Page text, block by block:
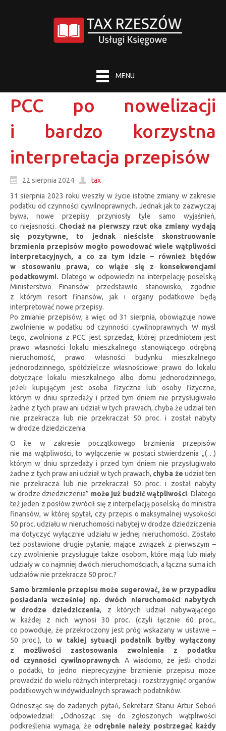
MENU
PCC po nowelizacji
i bardzo korzystna
interpretacja przepisów
22 sierpnia 2024
tax
31 sierpnia 2023 roku weszły w życie istotne zmiany w zakresie
podatku od czynności cywilnoprawnych. Jednak jak to zazwyczaj
bywa, nowe przepisy przyniosły tyle samo wyjaśnień,
co niejasności. Chociaż na pierwszy rzut oka zmiany wydają
się pozytywne, to jednak nieścisłe skonstruowanie
brzmienia przepisów mogło powodować wiele wątpliwości
interpretacyjnych, a co za tym idzie – również błędów
w stosowaniu prawa, co wiąże się z konsekwencjami
podatkowymi. Dlatego w odpowiedzi na interpelację poselską
Ministerstwo Finansów przedstawiło stanowisko, zgodnie
z którym resort finansów, jak i organy podatkowe będą
interpretować nowe przepisy.
Po zmianie przepisów, a więc od 31 sierpnia, obowiązuje nowe
zwolnienie w podatku od czynności cywilnoprawnych. W myśl
tego, zwolniona z PCC jest sprzedaż, której przedmiotem jest
prawo własności lokalu mieszkalnego stanowiącego odrębną
nieruchomość, prawo własności budynku mieszkalnego
jednorodzinnego, spółdzielcze własnościowe prawo do lokalu
dotyczące lokalu mieszkalnego albo domu jednorodzinnego,
jeżeli kupującym jest osoba fizyczna lub osoby fizyczne,
którym w dniu sprzedaży i przed tym dniem nie przysługiwało
żadne z tych praw ani udział w tych prawach, chyba że udział ten
nie przekracza lub nie przekraczał 50 proc. i został nabyty
w drodze dziedziczenia.
O ile w zakresie początkowego brzmienia przepisów
nie ma wątpliwości, to wyłączenie w postaci stwierdzenia „(…)
którym w dniu sprzedaży i przed tym dniem nie przysługiwało
żadne z tych praw ani udział w tych prawach, chyba że udział ten
nie przekracza lub nie przekraczał 50 proc. i został nabyty
w drodze dziedziczenia” może już budzić wątpliwości. Dlatego
też jeden z posłów zwrócił się z interpelacją poselską do ministra
finansów, w której spytał, czy przepis o maksymalnej wysokości
50 proc. udziału w nieruchomości nabytej w drodze dziedziczenia
ma dotyczyć wyłącznie udziału w jednej nieruchomości. Zostało
też postawione drugie pytanie, mające związek z pierwszym –
czy zwolnienie przysługuje także osobom, które mają lub miały
udziały w co najmniej dwóch nieruchomościach, a łączna suma ich
udziałów nie przekracza 50 proc.?
Samo brzmienie przepisu może sugerować, że w przypadku
posiadania wcześniej np. dwóch nieruchomości nabytych
w drodze dziedziczenia, z których udział nabywającego
w każdej z nich wynosi 30 proc. (czyli łącznie 60 proc.,
co powoduje, że przekroczony jest próg wskazany w ustawie –
50 proc.), tow takiej sytuacji podatnik byłby wyłączony
z możliwości zastosowania zwolnienia z podatku
od czynności cywilnoprawnych. A wiadomo, że jeśli chodzi
o podatki, to jedno nieprecyzyjne brzmienie przepisu może
prowadzić do wielu różnych interpretacji i rozstrzygnięć organów
podatkowych w indywidualnych sprawach podatników.
Odnosząc się do zadanych pytań, Sekretarz Stanu Artur Soboń
odpowiedział: „Odnosząc się do zgłoszonych wątpliwości
podkreślenia wymaga, że odrębnie należy postrzegać każdy